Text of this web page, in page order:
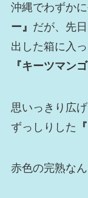
沖縄でわずか
ー』 だが、先
出した箱に入
『キーツマンゴ
思いっきり広
ずっしりした
赤色の完熟な